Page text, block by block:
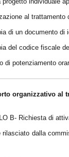
al trattamento
di un documento di
del codice fiscale
di potenziamento
organizzativo al
B- Richiesta di
rilasciato dalla